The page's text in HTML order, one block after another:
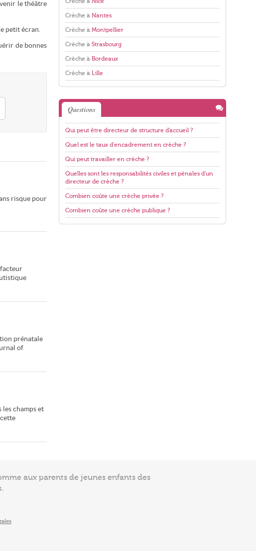
le théâtre
petit écran.
de bonnes
risque pour
prénatale
of
champs et
Crèche à Nantes
Crèche à Montpellier
Crèche à Strasbourg
Crèche à Bordeaux
Crèche à Lille
Questions
Qui peut être directeur de structure d'accueil ?
Quel est le taux d'encadrement en crèche ?
Qui peut travailler en crèche ?
Quelles sont les responsabilités civiles et pénales d'un
directeur de crèche ?
Combien coûte une crèche privée ?
Combien coûte une crèche publique ?
aux parents de jeunes enfants des